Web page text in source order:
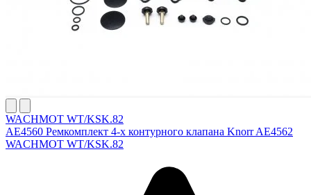
WACHMOT WT/KSK.82
AE4560 Ремкомплект 4-х контурного клапана Knorr AE4562
WACHMOT WT/KSK.82